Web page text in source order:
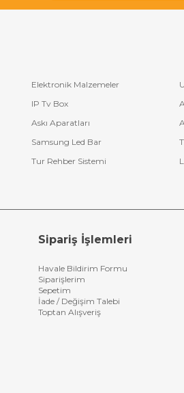
Elektronik Malzemeler
IP Tv Box
Askı Aparatları
Samsung Led Bar
Tur Rehber Sistemi
Sipariş İşlemleri
Havale Bildirim Formu
Siparişlerim
Sepetim
İade / Değişim Talebi
Toptan Alışveriş